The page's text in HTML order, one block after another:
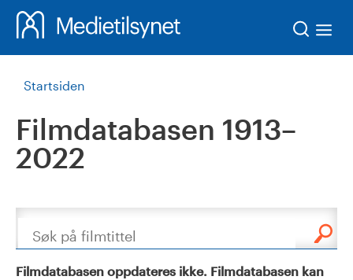
Startsiden
Filmdatabasen 1913–
2022
Søk
Filmdatabasen oppdateres ikke. Filmdatabasen kan